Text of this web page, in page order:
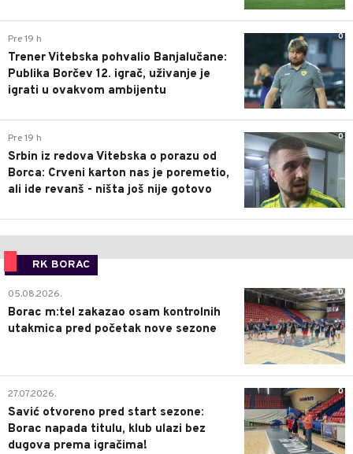
0
Pre 19 h
Trener Vitebska pohvalio Banjalučane:
Publika Borčev 12. igrač, uživanje je
igrati u ovakvom ambijentu
0
Pre 19 h
Srbin iz redova Vitebska o porazu od
Borca: Crveni karton nas je poremetio,
ali ide revanš - ništa još nije gotovo
RK BORAC
0
05.08.2026.
Borac m:tel zakazao osam kontrolnih
utakmica pred početak nove sezone
0
27.07.2026.
Savić otvoreno pred start sezone:
Borac napada titulu, klub ulazi bez
dugova prema igračima!